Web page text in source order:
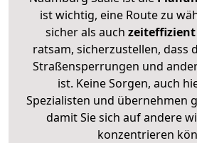
ist wichtig, eine Route zu
sicher als auch zeiteffizient
ratsam, sicherzustellen, dass
Straßensperrungen und
ist. Keine Sorgen, auch
Spezialisten und übernehmen
damit Sie sich auf andere
konzentrieren